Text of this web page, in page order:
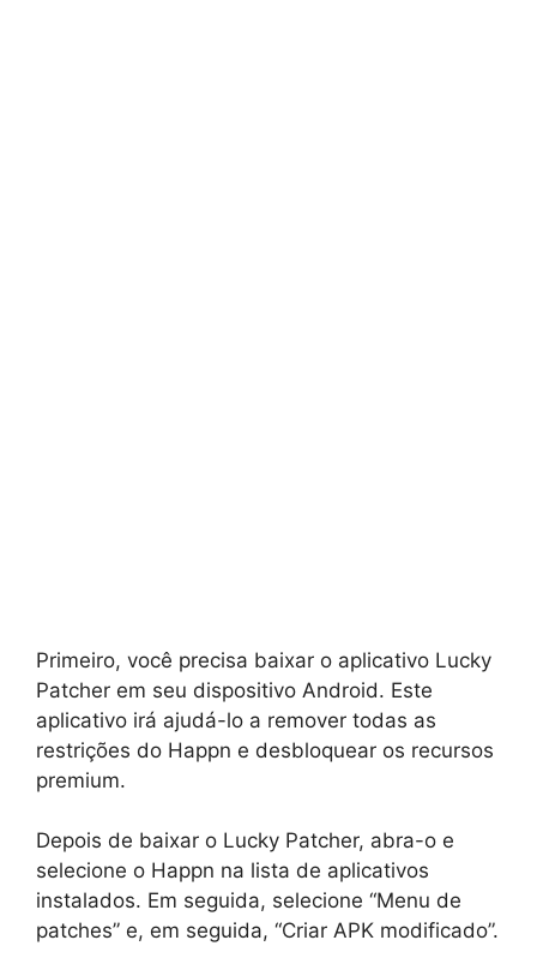
Primeiro, você precisa baixar o aplicativo Lucky
Patcher em seu dispositivo Android. Este
aplicativo irá ajudá-lo a remover todas as
restrições do Happn e desbloquear os recursos
premium.
Depois de baixar o Lucky Patcher, abra-o e
selecione o Happn na lista de aplicativos
instalados. Em seguida, selecione “Menu de
patches” e, em seguida, “Criar APK modificado”.